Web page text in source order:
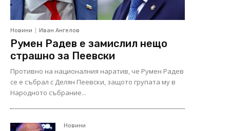
Новини Иван Ангелов
Румен Радев е замислил нещо
страшно за Пеевски
Противно на националния наратив, че Румен Радев
се е събрал с Делян Пеевски, защото групата му в
Народното събрание...
Новини